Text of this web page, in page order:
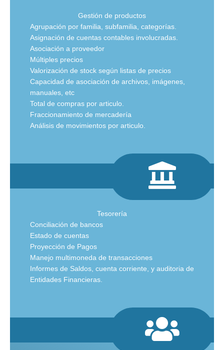
Gestión de productos
Agrupación por familia, subfamilia, categorías.
Asignación de cuentas contables involucradas.
Asociación a proveedor
Múltiples precios
Valorización de stock según listas de precios
Capacidad de asociación de archivos, imágenes,
manuales, etc
Total de compras por articulo.
Fraccionamiento de mercadería
Análisis de movimientos por articulo.
Tesorería
Conciliación de bancos
Estado de cuentas
Proyección de Pagos
Manejo multimoneda de transacciones
Informes de Saldos, cuenta corriente, y auditoria de
Entidades Financieras.